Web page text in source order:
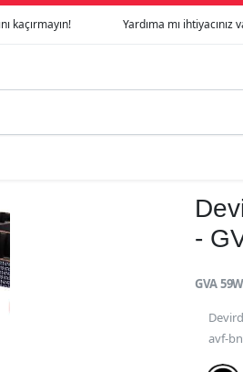
kaçırmayın! Yardıma mı ihtiyacınız
-
GVA
avf-